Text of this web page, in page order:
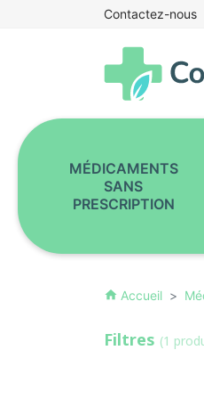
Contactez-nous
MÉDICAMENTS
SANS
PRESCRIPTION
home Accueil
Filtres (1